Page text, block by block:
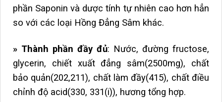
phần Saponin và dược tính tự nhiên cao hơn hẳn
so với các loại Hồng Đẳng Sâm khác.
» Thành phần đầy đủ: Nước, đường fructose,
glycerin, chiết xuất đẳng sâm(2500mg), chất
bảo quản(202,211), chất làm đầy(415), chất điều
chỉnh độ acid(330, 331(i)), hương tổng hợp.